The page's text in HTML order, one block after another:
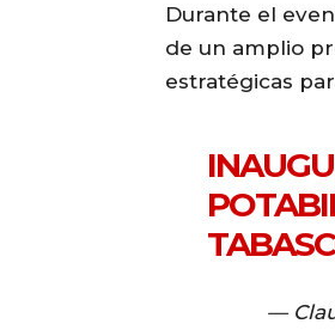
Durante el
de un amplio
estratégicas
—